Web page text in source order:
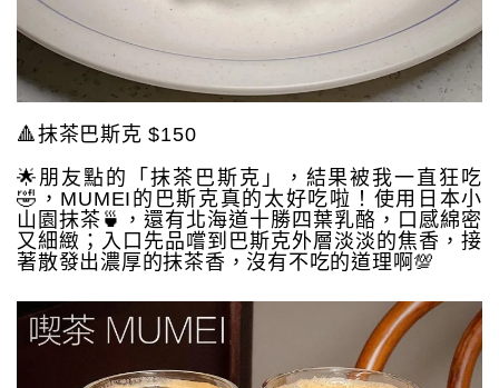
🔺抹茶巴斯克 $150
🌟朋友點的「抹茶巴斯克」，結果被我一直狂吃
🤣，MUMEI的巴斯克真的太好吃啦！使用日本小
山園抹茶🍵，還有北海道十勝四葉乳酪，口感綿密
又細緻；入口先品嚐到巴斯克外層淡淡的焦香，接
著散發出濃厚的抹茶香，沒有不吃的道理啊💯